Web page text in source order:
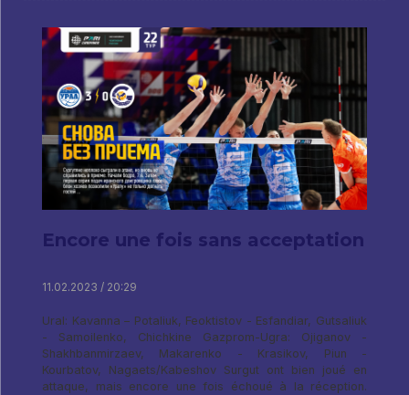
Encore une fois sans acceptation
11.02.2023 / 20:29
Ural: Kavanna – Potaliuk, Feoktistov - Esfandiar, Gutsaliuk
- Samoilenko, Chichkine Gazprom-Ugra: Ojiganov -
Shakhbanmirzaev, Makarenko - Krasikov, Piun -
Kourbatov, Nagaets/Kabeshov Surgut ont bien joué en
attaque, mais encore une fois échoué à la réception.